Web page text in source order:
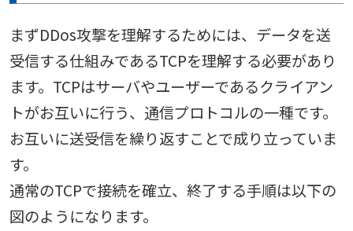
まずDDos攻撃を理解するためには、データを送
受信する仕組みであるTCPを理解する必要があり
ます。TCPはサーバやユーザーであるクライアン
トがお互いに行う、通信プロトコルの一種です。
お互いに送受信を繰り返すことで成り立っていま
す。
通常のTCPで接続を確立、終了する手順は以下の
図のようになります。